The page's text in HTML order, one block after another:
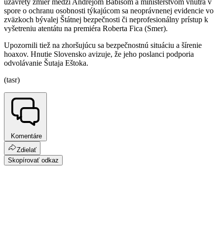
uzavretý zmier medzi Andrejom Babišom a ministerstvom vnútra v
spore o ochranu osobnosti týkajúcom sa neoprávnenej evidencie vo
zväzkoch bývalej Štátnej bezpečnosti či neprofesionálny prístup k
vyšetreniu atentátu na premiéra Roberta Fica (Smer).
Upozornili tiež na zhoršujúcu sa bezpečnostnú situáciu a šírenie
hoaxov. Hnutie Slovensko avizuje, že jeho poslanci podporia
odvolávanie Šutaja Eštoka.
(tasr)
Komentáre
Zdielať
Skopírovať odkaz